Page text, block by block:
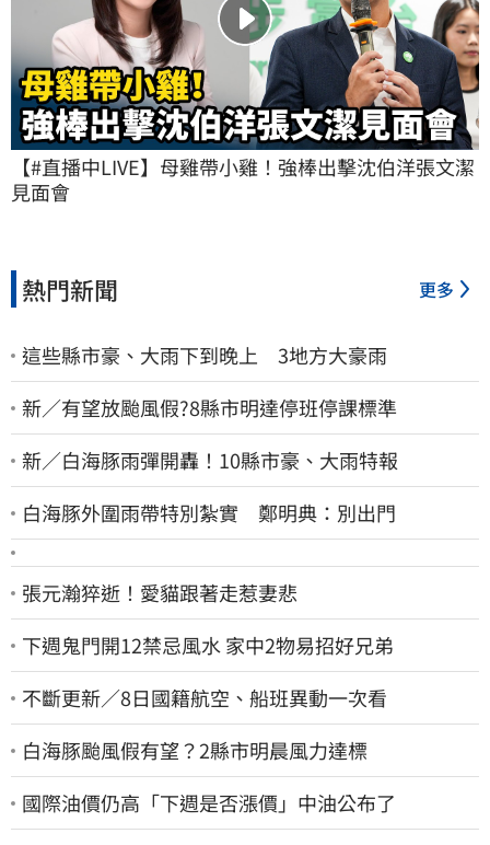
【#直播中LIVE】母雞帶小雞！強棒出擊沈伯洋張文潔
見面會
熱門新聞 更多
這些縣市豪、大雨下到晚上 3地方大豪雨
新／有望放颱風假?8縣市明達停班停課標準
新／白海豚雨彈開轟！10縣市豪、大雨特報
白海豚外圍雨帶特別紮實 鄭明典：別出門
張元瀚猝逝！愛貓跟著走惹妻悲
下週鬼門開12禁忌風水 家中2物易招好兄弟
不斷更新／8日國籍航空、船班異動一次看
白海豚颱風假有望？2縣市明晨風力達標
國際油價仍高「下週是否漲價」中油公布了